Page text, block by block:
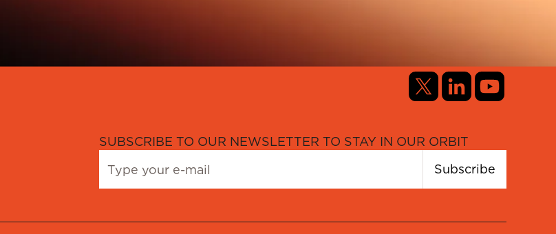
SUBSCRIBE TO OUR NEWSLETTER TO STAY IN OUR ORBIT
Subscribe